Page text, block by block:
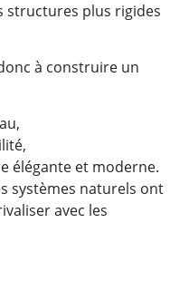
structures plus rigides
à construire un
élégante et moderne.
systèmes naturels ont
avec les